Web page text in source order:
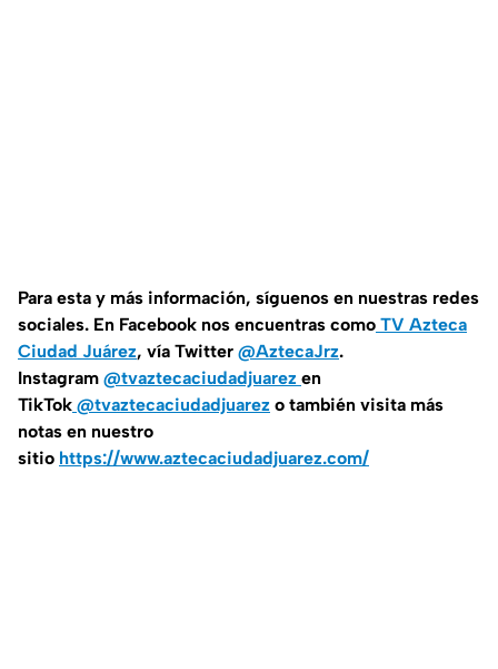
Para esta y más información, síguenos en nuestras redes
sociales. En Facebook nos encuentras como TV Azteca
Ciudad Juárez, vía Twitter @AztecaJrz.
Instagram @tvaztecaciudadjuarez en
TikTok @tvaztecaciudadjuarez o también visita más
notas en nuestro
sitio https://www.aztecaciudadjuarez.com/